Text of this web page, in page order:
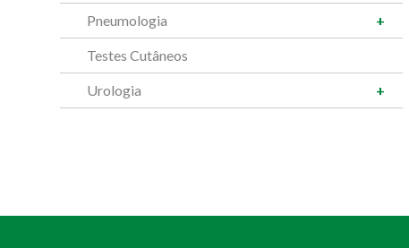
Pneumologia
Testes Cutâneos
Urologia